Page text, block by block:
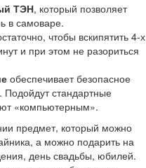
ТЭН, который позволяет
в самоваре.
чтобы вскипятить 4-х
и при этом не разориться
обеспечивает безопасное
Подойдут стандартные
«компьютерным».
предмет, который можно
а можно подарить на
день свадьбы, юбилей.